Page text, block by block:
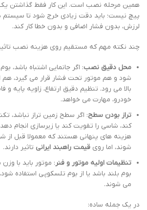
همین مرحله نصب است. این کار فقط گذاشتن
پیچ نیست؛ باید دقت زیادی خرج شود تا سیستم
لرزش، بدون فشار اضافی و بدون خطا کار کند.
چند نکته مهم که مستقیم روی هزینه نصب
محل دقیق نصب: اگر جانمایی اشتباه باشد،
شود و هم موتور تحت فشار قرار می گیرد، هم
بالا می رود. تنظیم دقیق ارتفاع، زاویه پایه و
خودرو، مهارت می خواهد.
تراز بودن سطح: اگر سطح زمین تراز نباشد،
کند، شاسی را تقویت کند یا زیرسازی انجام
هزینه های پنهانی هستند که معمولا قبل از
شوند، اما روی قیمت راهبند ایرانی تاثیر دارند.
تنظیمات اولیه موتور و فنر: موتور باید با
بوم بلند باشد یا از بوم تلسکوپی استفاده
می شوند.
در یک جمله ساده: